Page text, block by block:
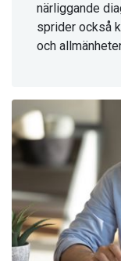
närliggande
sprider också
och